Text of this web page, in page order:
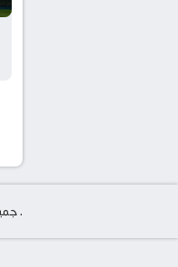
© جميع الحقوق محفوظة 2026 .